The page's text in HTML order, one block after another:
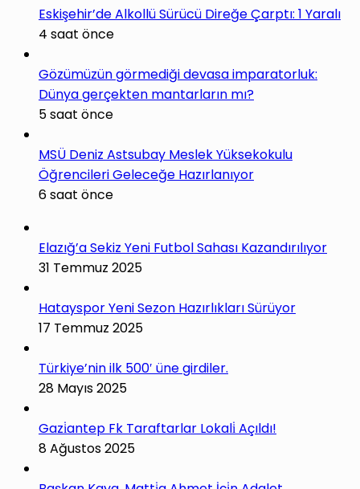
Eskişehir’de Alkollü Sürücü Direğe Çarptı: 1 Yaralı
4 saat önce
Gözümüzün görmediği devasa imparatorluk:
Dünya gerçekten mantarların mı?
5 saat önce
MSÜ Deniz Astsubay Meslek Yüksekokulu
Öğrencileri Geleceğe Hazırlanıyor
6 saat önce
Elazığ’a Sekiz Yeni Futbol Sahası Kazandırılıyor
31 Temmuz 2025
Hatayspor Yeni Sezon Hazırlıkları Sürüyor
17 Temmuz 2025
Türkiye’nin ilk 500′ üne girdiler.
28 Mayıs 2025
Gazi̇antep Fk Taraftarlar Lokali̇ Açıldı!
8 Ağustos 2025